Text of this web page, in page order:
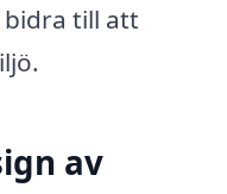
bidra till att
av